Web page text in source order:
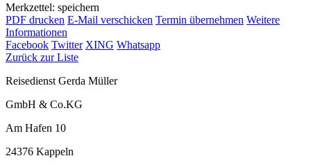
Merkzettel: speichern
PDF drucken E-Mail verschicken Termin übernehmen Weitere
Informationen
Facebook Twitter XING Whatsapp
Zurück zur Liste
Reisedienst Gerda Müller
GmbH & Co.KG
Am Hafen 10
24376 Kappeln